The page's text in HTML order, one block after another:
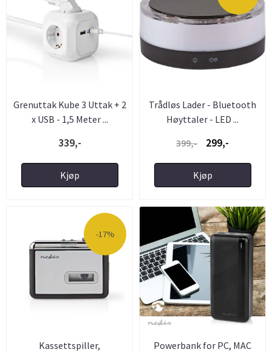
Grenuttak Kube 3 Uttak + 2
x USB - 1,5 Meter ...
339,-
Kjøp
Trådløs Lader - Bluetooth
Høyttaler - LED ...
399,-
299,-
Kjøp
-17%
Kassettspiller,
Powerbank for PC, MAC